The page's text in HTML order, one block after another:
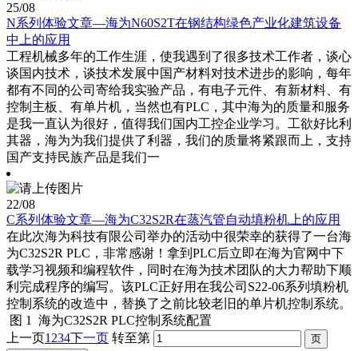
25/08
N系列体验文章—海为N60S2T在钢结构绿色产业化建筑设备
中上的应用
工程机械多年的工作生涯，使我遇到了很多技术工作者，谈心
谈国内技术，谈技术发展中国产材料对技术进步的影响，每年
都有不同的公司寄给我实验产品，有电子元件、有新材料、有
控制主板、有单片机，当然也有PLC，其中海为的质量和服务
是我一直认为很好，值得我们国内工控企业学习。工欲好比利
其器，海为为我们提供了利器，我们的质量将紧跟而上，支持
国产支持民族产品是我们一
22/08
C系列体验文章—海为C32S2R在蒸汽管自动填粉机上的应用
在此次海为科技有限公司举办的活动中很荣幸的获得了一台海
为C32S2R PLC，非常感谢！拿到PLC后立即在海为官网中下
载学习视频和编程软件，同时在海为技术团队的大力帮助下顺
利完成程序的编写。该PLC正好用在我公司S22-06系列填粉机
控制系统的改造中，替换了之前比较老旧的单片机控制系统。
图 1 海为C32S2R PLC控制系统配置
上一页1 234下一页 转至第